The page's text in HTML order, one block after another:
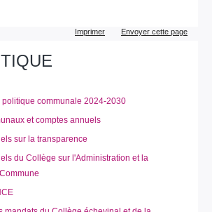
document
Imprimer Envoyer cette page
politique communale 2024-2030
et comptes annuels
sur la transparence
du Collège sur l'Administration et la